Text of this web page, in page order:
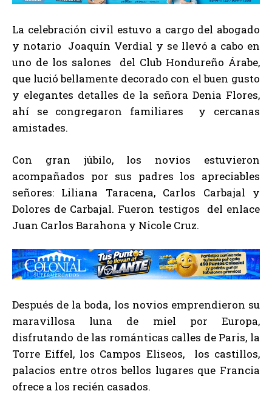
La celebración civil estuvo a cargo del abogado
y notario Joaquín Verdial y se llevó a cabo en
uno de los salones del Club Hondureño Árabe,
que lució bellamente decorado con el buen gusto
y elegantes detalles de la señora Denia Flores,
ahí se congregaron familiares y cercanas
amistades.
Con gran júbilo, los novios estuvieron
acompañados por sus padres los apreciables
señores: Liliana Taracena, Carlos Carbajal y
Dolores de Carbajal. Fueron testigos del enlace
Juan Carlos Barahona y Nicole Cruz.
Después de la boda, los novios emprendieron su
maravillosa luna de miel por Europa,
disfrutando de las románticas calles de Paris, la
Torre Eiffel, los Campos Eliseos, los castillos,
palacios entre otros bellos lugares que Francia
ofrece a los recién casados.